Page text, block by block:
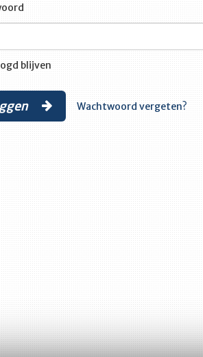
blijven
Wachtwoord vergeten?